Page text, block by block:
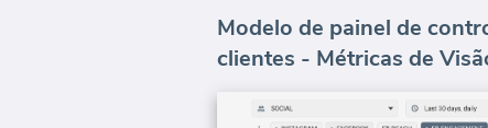
Modelo de painel de
clientes - Métricas de